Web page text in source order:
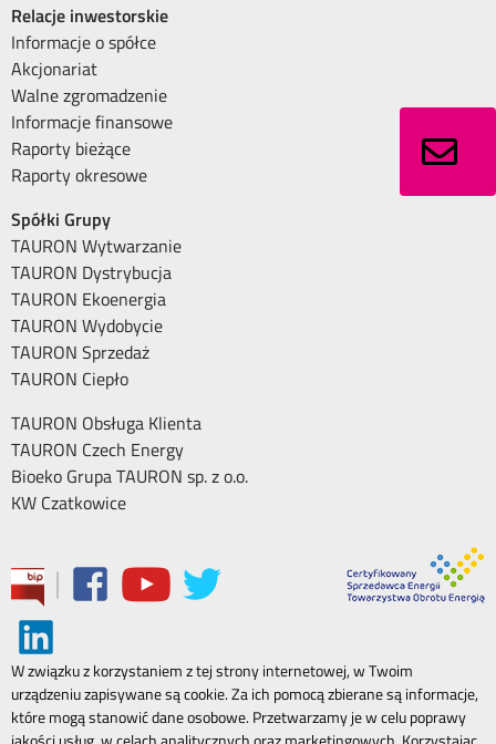
Relacje inwestorskie
Informacje o spółce
Akcjonariat
Walne zgromadzenie
Informacje finansowe
Raporty bieżące
Raporty okresowe
Spółki Grupy
TAURON Wytwarzanie
TAURON Dystrybucja
TAURON Ekoenergia
TAURON Wydobycie
TAURON Sprzedaż
TAURON Ciepło
TAURON Obsługa Klienta
TAURON Czech Energy
Bioeko Grupa TAURON sp. z o.o.
KW Czatkowice
|
W związku z korzystaniem z tej strony internetowej, w Twoim
urządzeniu zapisywane są cookie. Za ich pomocą zbierane są informacje,
które mogą stanowić dane osobowe. Przetwarzamy je w celu poprawy